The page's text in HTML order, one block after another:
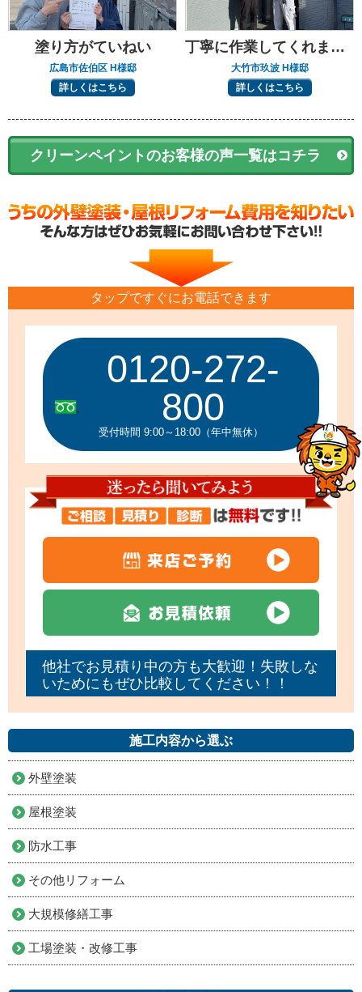
塗り方がていねい
広島市佐伯区 H様邸
詳しくはこちら
丁寧に作業してくれました
大竹市玖波 H様邸
詳しくはこちら
クリーンペイントのお客様の声一覧はコチラ
タップですぐにお電話できます
0120-272-
800
受付時間 9:00～18:00（年中無休）
他社でお見積り中の方も大歓迎！失敗しな
いためにもぜひ比較してください！！
施工内容から選ぶ
外壁塗装
屋根塗装
防水工事
その他リフォーム
大規模修繕工事
工場塗装・改修工事